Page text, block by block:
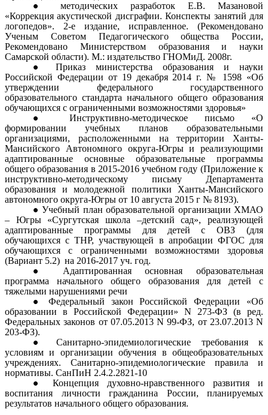
методических разработок Е.В. Мазановой
«Коррекция акустической дисграфии. Конспекты занятий для
логопедов». 2-е издание, исправленное. (Рекомендовано
Ученым Советом Педагогического общества России,
Рекомендовано Министерством образования и науки
Самарской области). М.: издательство ГНОМиД. 2008г.
Приказ министерства образования и науки
Российской Федерации от 19 декабря 2014 г. № 1598 «Об
утверждении федерального государственного
образовательного стандарта начального общего образования
обучающихся с ограниченными возможностями здоровья»
Инструктивно-методическое письмо «О
формировании учебных планов образовательными
организациями, расположенными на территории Ханты-
Мансийского Автономного округа-Югры и реализующими
адаптированные основные образовательные программы
общего образования в 2015-2016 учебном году (Приложение к
инструктивно-методическому письму Департамента
образования и молодежной политики Ханты-Мансийского
автономного округа-Югры от 10 августа 2015 г № 8193).
Учебный план образовательной организации ХМАО
– Югры «Сургутская школа –детский сад», реализующей
адаптированные программы для детей с ОВЗ (для
обучающихся с ТНР, участвующей в апробации ФГОС для
обучающихся с ограниченными возможностями здоровья
(Вариант 5.2) на 2016-2017 уч. год.
Адаптированная основная образовательная
программа начального общего образования для детей с
тяжелыми нарушениями речи
Федеральный закон Российской Федерации «Об
образовании в Российской Федерации» N 273-ФЗ (в ред.
Федеральных законов от 07.05.2013 N 99-ФЗ, от 23.07.2013 N
203-ФЗ).
Санитарно-эпидемиологические требования к
условиям и организации обучения в общеобразовательных
учреждениях. Санитарно-эпидемиологические правила и
нормативы. СанПиН 2.4.2.2821-10
Концепция духовно-нравственного развития и
воспитания личности гражданина России, планируемых
результатов начального общего образования.